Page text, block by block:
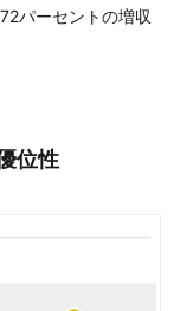
パーセントの増収
位性